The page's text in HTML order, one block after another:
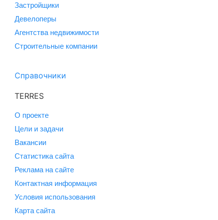
Застройщики
Девелоперы
Агентства недвижимости
Строительные компании
Справочники
TERRES
О проекте
Цели и задачи
Вакансии
Статистика сайта
Реклама на сайте
Контактная информация
Условия использования
Карта сайта